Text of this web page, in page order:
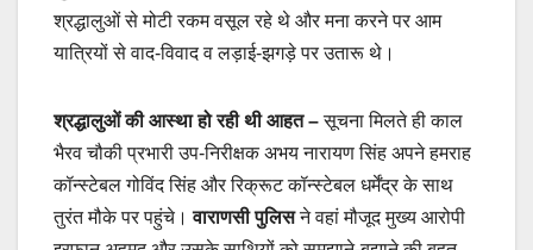
श्रद्धालुओं से मोटी रकम वसूल रहे थे और मना करने पर आम
यात्रियों से वाद-विवाद व लड़ाई-झगड़े पर उतारू थे।
श्रद्धालुओं की आस्था हो रही थी आहत –सूचना मिलते ही काल
भैरव चौकी प्रभारी उप-निरीक्षक अभय नारायण सिंह अपने हमराह
कॉन्स्टेबल गोविंद सिंह और रिक्रूट कॉन्स्टेबल धर्मेंद्र के साथ
तुरंत मौके पर पहुंचे।वाराणसी पुलिसने वहां मौजूद मुख्य आरोपी